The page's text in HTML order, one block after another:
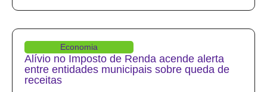
Economia
Alívio no Imposto de Renda acende alerta
entre entidades municipais sobre queda de
receitas